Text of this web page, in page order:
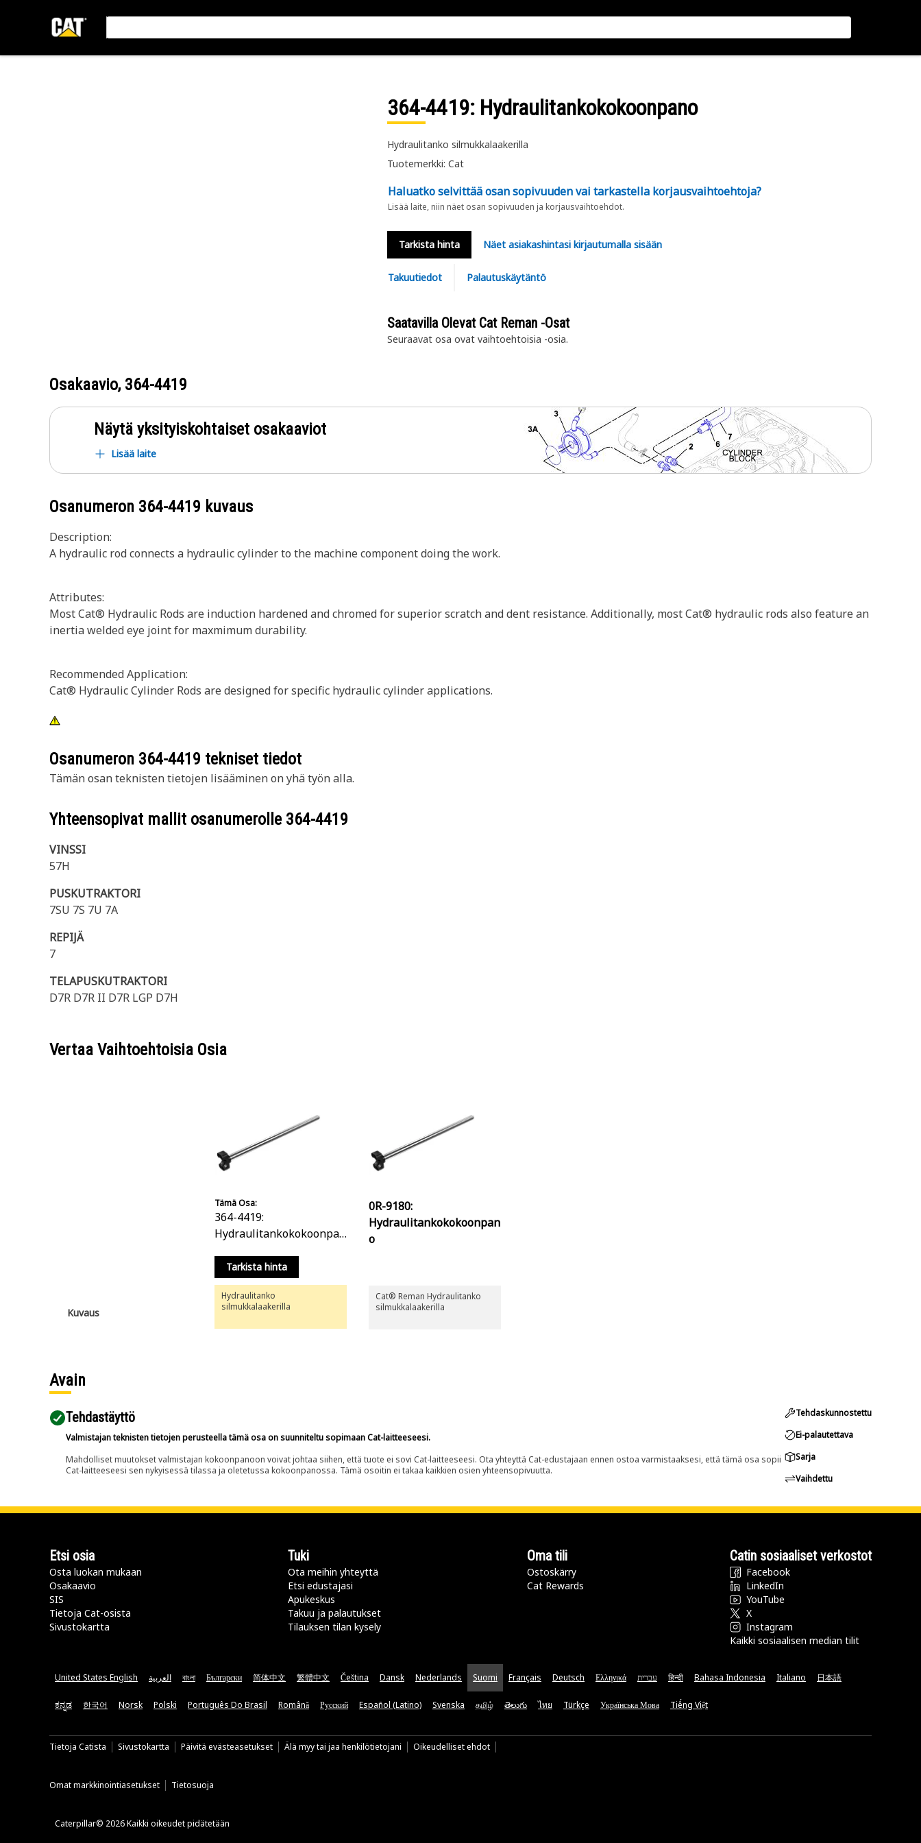
364-4419: Hydraulitankokokoonpano
Hydraulitanko silmukkalaakerilla
Tuotemerkki: Cat
Haluatko selvittää osan sopivuuden vai tarkastella korjausvaihtoehtoja?
Lisää laite, niin näet osan sopivuuden ja korjausvaihtoehdot.
Tarkista hinta Näet asiakashintasi kirjautumalla sisään
Takuutiedot Palautuskäytäntö
Saatavilla Olevat Cat Reman -osat
Seuraavat osa ovat vaihtoehtoisia -osia.
Osakaavio, 364-4419
Näytä yksityiskohtaiset osakaaviot
Lisää laite
Osanumeron 364-4419 kuvaus
Description:
A hydraulic rod connects a hydraulic cylinder to the machine component doing the work.
Attributes:
Most Cat® Hydraulic Rods are induction hardened and chromed for superior scratch and dent resistance. Additionally, most Cat® hydraulic rods also feature an
inertia welded eye joint for maxmimum durability.
Recommended Application:
Cat® Hydraulic Cylinder Rods are designed for specific hydraulic cylinder applications.
Osanumeron 364-4419 tekniset tiedot
Tämän osan teknisten tietojen lisääminen on yhä työn alla.
Yhteensopivat mallit osanumerolle 364-4419
VINSSI
57H
PUSKUTRAKTORI
7SU 7S 7U 7A
REPIJÄ
7
TELAPUSKUTRAKTORI
D7R D7R II D7R LGP D7H
Vertaa Vaihtoehtoisia Osia
Kuvaus
Tämä Osa:
364-4419:
Hydraulitankokokoonpan
Tarkista hinta
Hydraulitanko
silmukkalaakerilla
0R-9180:
Hydraulitankokokoonpan
o
Cat® Reman Hydraulitanko
silmukkalaakerilla
Avain
Tehdastäyttö
Valmistajan teknisten tietojen perusteella tämä osa on suunniteltu sopimaan Cat-laitteeseesi.
Mahdolliset muutokset valmistajan kokoonpanoon voivat johtaa siihen, että tuote ei sovi Cat-laitteeseesi. Ota yhteyttä Cat-edustajaan ennen ostoa varmistaaksesi, että tämä osa sopii
Cat-laitteeseesi sen nykyisessä tilassa ja oletetussa kokoonpanossa. Tämä osoitin ei takaa kaikkien osien yhteensopivuutta.
Tehdaskunnostettu
Ei-palautettava
Sarja
Vaihdettu
Etsi osia
Osta luokan mukaan
Osakaavio
SIS
Tietoja Cat-osista
Sivustokartta
Tuki
Ota meihin yhteyttä
Etsi edustajasi
Apukeskus
Takuu ja palautukset
Tilauksen tilan kysely
Oma tili
Ostoskärry
Cat Rewards
Catin sosiaaliset verkostot
Facebook
LinkedIn
YouTube
X
Instagram
Kaikki sosiaalisen median tilit
United States English العربية বাংলা Български 简体中文 繁體中文 Čeština Dansk Nederlands Suomi Français Deutsch Ελληνικά עברית हिन्दी Bahasa Indonesia Italiano 日本語
ಕನ್ನಡ 한국어 Norsk Polski Português Do Brasil Română Русский Español (Latino) Svenska தமிழ் తెలుగు ไทย Türkçe Українська Мова Tiếng Việt
Tietoja Catista Sivustokartta Päivitä evästeasetukset Älä myy tai jaa henkilötietojani Oikeudelliset ehdot
Omat markkinointiasetukset Tietosuoja
Caterpillar© 2026 Kaikki oikeudet pidätetään